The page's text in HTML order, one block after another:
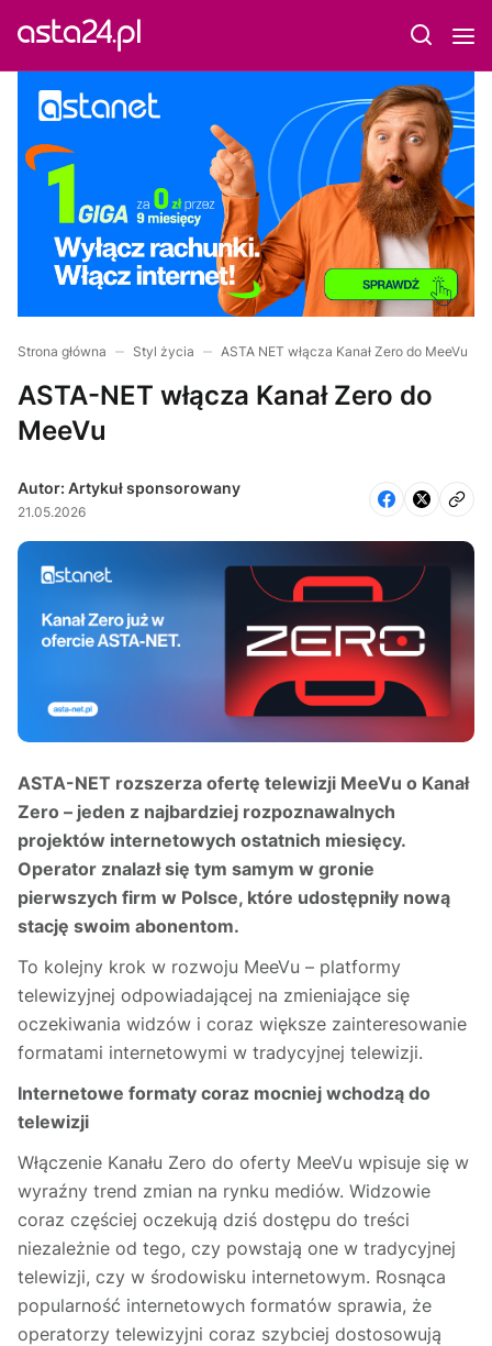
Strona główna Styl życia ASTA NET włącza Kanał Zero do MeeVu
ASTA-NET włącza Kanał Zero do
MeeVu
Autor: Artykuł sponsorowany
21.05.2026
ASTA-NET rozszerza ofertę telewizji MeeVu o Kanał
Zero – jeden z najbardziej rozpoznawalnych
projektów internetowych ostatnich miesięcy.
Operator znalazł się tym samym w gronie
pierwszych firm w Polsce, które udostępniły nową
stację swoim abonentom.
To kolejny krok w rozwoju MeeVu – platformy
telewizyjnej odpowiadającej na zmieniające się
oczekiwania widzów i coraz większe zainteresowanie
formatami internetowymi w tradycyjnej telewizji.
Internetowe formaty coraz mocniej wchodzą do
telewizji
Włączenie Kanału Zero do oferty MeeVu wpisuje się w
wyraźny trend zmian na rynku mediów. Widzowie
coraz częściej oczekują dziś dostępu do treści
niezależnie od tego, czy powstają one w tradycyjnej
telewizji, czy w środowisku internetowym. Rosnąca
popularność internetowych formatów sprawia, że
operatorzy telewizyjni coraz szybciej dostosowują